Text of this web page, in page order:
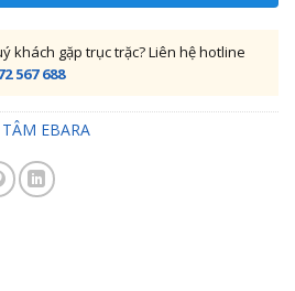
khách gặp trục trặc? Liên hệ hotline
567 688
EBARA